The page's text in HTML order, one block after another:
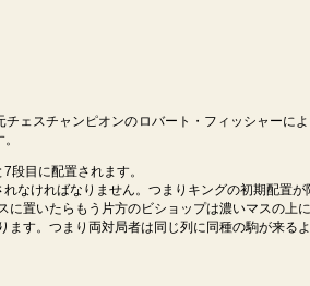
ェスチャンピオンのロバート・フィッシャーに
段目に配置されます。
なければなりません。つまりキングの初期配置
に置いたらもう片方のビショップは濃いマスの上
ます。つまり両対局者は同じ列に同種の駒が来る